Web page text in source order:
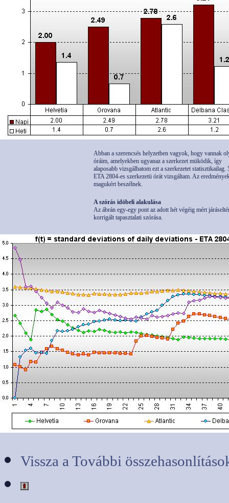
Abban a szerencsés helyzetben vagyok, hogy vannak
óráim, amelyekben ugyanaz a szerkezet müködik, így
alaposabb vizsgálhatom ezt a szerkezetet statisztikailag.
ETA 2804-es szerkezetü órát vizsgáltam. Az
magukért beszélnek.
A szórás idöbeli alakulása
Az ábrán egy-egy pont az adott hét végéig mért
korrigált tapasztalati szórása.
Vissza a További